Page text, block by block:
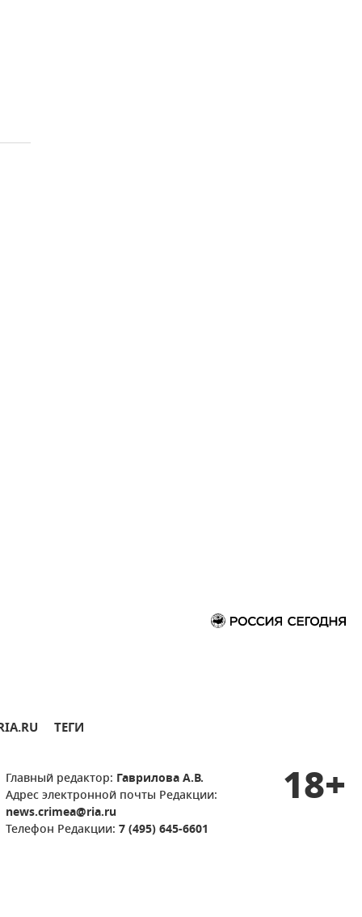
ТЕГИ
Главный редактор: Гаврилова А.В.
Адрес электронной почты Редакции:
news.crimea@ria.ru
Телефон Редакции: 7 (495) 645-6601
18+